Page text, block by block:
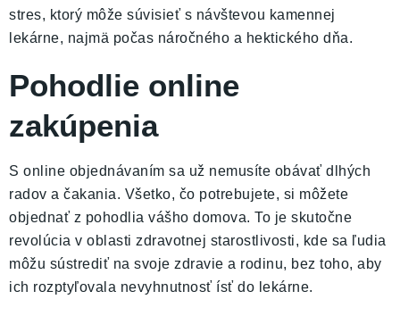
stres, ktorý môže súvisieť s návštevou kamennej
lekárne, najmä počas náročného a hektického dňa.
Pohodlie online
zakúpenia
S online objednávaním sa už nemusíte obávať dlhých
radov a čakania. Všetko, čo potrebujete, si môžete
objednať z pohodlia vášho domova. To je skutočne
revolúcia v oblasti zdravotnej starostlivosti, kde sa ľudia
môžu sústrediť na svoje zdravie a rodinu, bez toho, aby
ich rozptyľovala nevyhnutnosť ísť do lekárne.